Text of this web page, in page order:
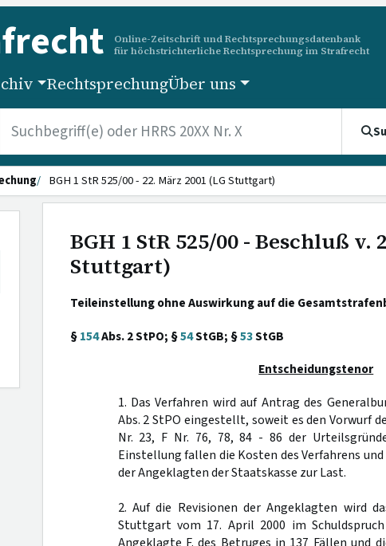
Online-Zeitschrift und Rechtsprechungsdatenbank
für höchstrichterliche Rechtsprechung im Strafrecht
RechtsprechungÜber uns
BGH 1 StR 525/00 - 22. März 2001 (LG Stuttgart)
BGH 1 StR 525/00 - Beschluß v.
Stuttgart)
Teileinstellung ohne Auswirkung auf die
§154Abs. 2 StPO; §54StGB; §53StGB
Entscheidungstenor
1. Das Verfahren wird auf Antrag des
Abs. 2 StPO eingestellt, soweit es den Vorwurf
Nr. 23, F Nr. 76, 78, 84 - 86 der
Einstellung fallen die Kosten des Verfahrens
der Angeklagten der Staatskasse zur Last.
2. Auf die Revisionen der Angeklagten wird
Stuttgart vom 17. April 2000 im